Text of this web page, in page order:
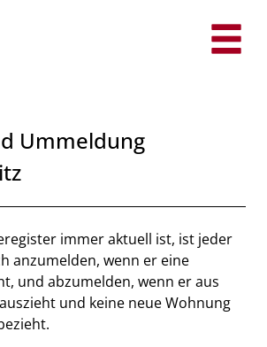
Ummeldung
immer aktuell ist, ist jeder
anzumelden, wenn er eine
und abzumelden, wenn er aus
und keine neue Wohnung